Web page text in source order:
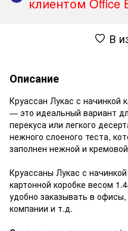
В
Описание
Круассан Лукас с начинкой
— это идеальный вариант
перекуса или легкого
нежного слоеного теста,
заполнен нежной и
Круассаны Лукас с
картонной коробке весом
удобно заказывать в
компании и т.д.